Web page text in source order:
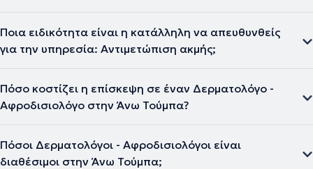
Ποια ειδικότητα είναι η κατάλληλη να απευθυνθείς
για την υπηρεσία: Αντιμετώπιση ακμής;
Πόσο κοστίζει η επίσκεψη σε έναν Δερματολόγο -
Αφροδισιολόγο στην Άνω Τούμπα?
Πόσοι Δερματολόγοι - Αφροδισιολόγοι είναι
διαθέσιμοι στην Άνω Τούμπα;